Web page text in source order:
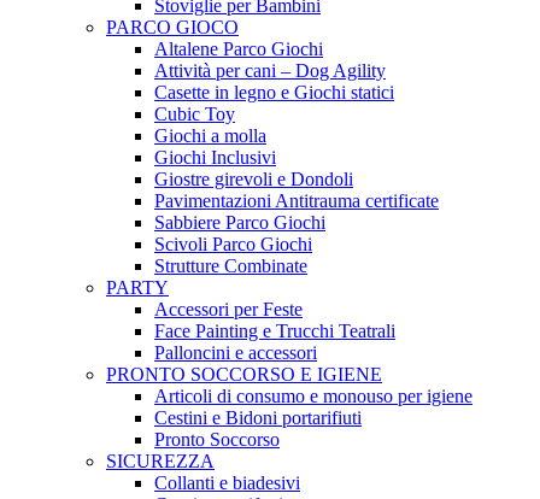
Stoviglie per Bambini
PARCO GIOCO
Altalene Parco Giochi
Attività per cani – Dog Agility
Casette in legno e Giochi statici
Cubic Toy
Giochi a molla
Giochi Inclusivi
Giostre girevoli e Dondoli
Pavimentazioni Antitrauma certificate
Sabbiere Parco Giochi
Scivoli Parco Giochi
Strutture Combinate
PARTY
Accessori per Feste
Face Painting e Trucchi Teatrali
Palloncini e accessori
PRONTO SOCCORSO E IGIENE
Articoli di consumo e monouso per igiene
Cestini e Bidoni portarifiuti
Pronto Soccorso
SICUREZZA
Collanti e biadesivi